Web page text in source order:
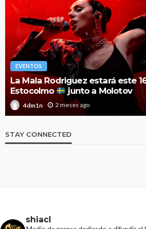
EVENTOS
El Festival Noches Mágicas
2026 con nuevas y esperadas
4dm1n 3 meses ago
STAY CONNECTED
shiacl